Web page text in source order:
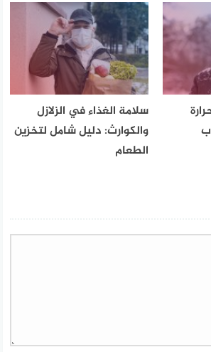
سلامة الغذاء في الزلازل
والكوارث: دليل شامل لتخزين
الطعام